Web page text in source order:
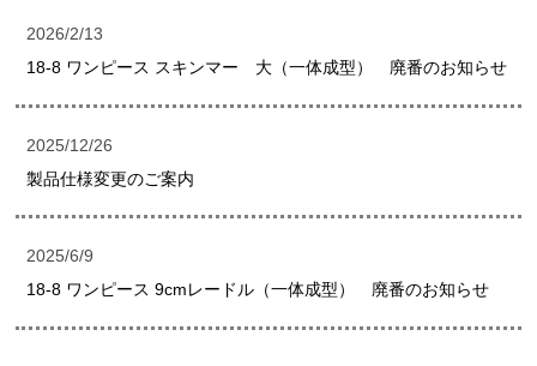
2026/2/13
18-8 ワンピース スキンマー 大（一体成型） 廃番のお知らせ
2025/12/26
製品仕様変更のご案内
2025/6/9
18-8 ワンピース 9cmレードル（一体成型） 廃番のお知らせ